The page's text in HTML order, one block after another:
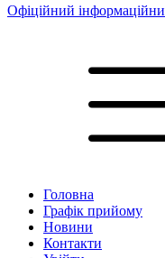
Офіційний
Головна
Графік прийому
Новини
Контакти